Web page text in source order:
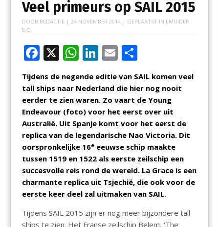
Veel primeurs op SAIL 2015
DOOR REDACTIE | 24 NOVEMBER 2014| GEPLAATST IN IJMUIDEN
E.O.
F
ac
e
b
o
o
k
X W
h
at
s
A
p
p
Li
n
k
e
dI
n
E
ai
l
D
e
n
Tijdens de negende editie van SAIL komen veel
tall ships naar Nederland die hier nog nooit
eerder te zien waren. Zo vaart de Young
Endeavour (foto) voor het eerst over uit
Australië. Uit Spanje komt voor het eerst de
replica van de legendarische Nao Victoria. Dit
oorspronkelijke 16eeeuwse schip maakte
tussen 1519 en 1522 als eerste zeilschip een
succesvolle reis rond de wereld. La Grace is een
charmante replica uit Tsjechië, die ook voor de
eerste keer deel zal uitmaken van SAIL.
Tijdens SAIL 2015 zijn er nog meer bijzondere tall
ships te zien. Het Franse zeilschip Belem, ‘The